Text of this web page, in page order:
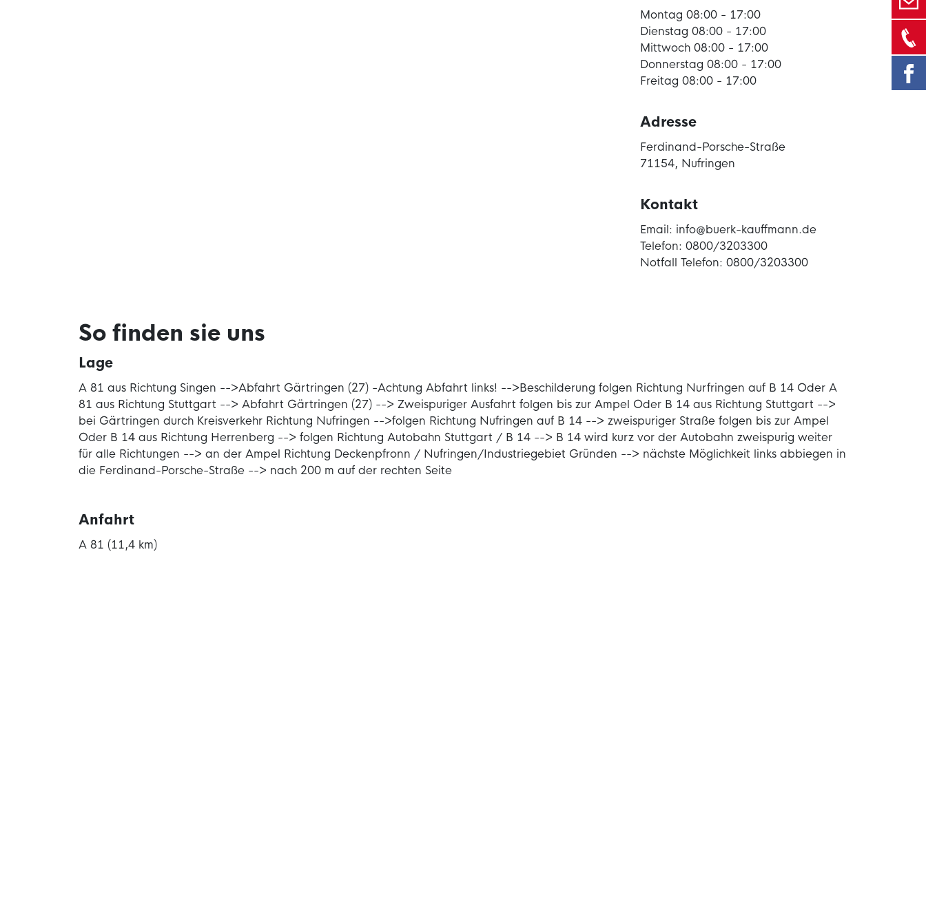
Montag 08:00 - 17:00
Dienstag 08:00 - 17:00
Mittwoch 08:00 - 17:00
Donnerstag 08:00 - 17:00
Freitag 08:00 - 17:00
Adresse
Ferdinand-Porsche-Straße
71154, Nufringen
Kontakt
Email: info@buerk-kauffmann.de
Telefon: 0800/3203300
Notfall Telefon: 0800/3203300
So finden sie uns
Lage
A 81 aus Richtung Singen -->Abfahrt Gärtringen (27) -Achtung Abfahrt links! -->Beschilderung folgen Richtung Nurfringen auf B 14 Oder A
81 aus Richtung Stuttgart --> Abfahrt Gärtringen (27) --> Zweispuriger Ausfahrt folgen bis zur Ampel Oder B 14 aus Richtung Stuttgart -->
bei Gärtringen durch Kreisverkehr Richtung Nufringen -->folgen Richtung Nufringen auf B 14 --> zweispuriger Straße folgen bis zur Ampel
Oder B 14 aus Richtung Herrenberg --> folgen Richtung Autobahn Stuttgart / B 14 --> B 14 wird kurz vor der Autobahn zweispurig weiter
für alle Richtungen --> an der Ampel Richtung Deckenpfronn / Nufringen/Industriegebiet Gründen --> nächste Möglichkeit links abbiegen in
die Ferdinand-Porsche-Straße --> nach 200 m auf der rechten Seite
Anfahrt
A 81 (11,4 km)